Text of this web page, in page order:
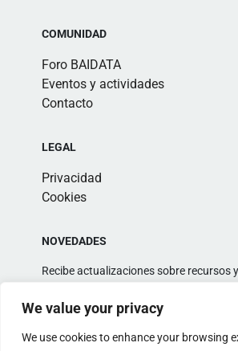
We value your privacy
We use cookies to enhance your browsing
COMUNIDAD
Foro BAIDATA
Eventos y actividades
Contacto
LEGAL
Privacidad
Cookies
NOVEDADES
Recibe actualizaciones sobre recursos